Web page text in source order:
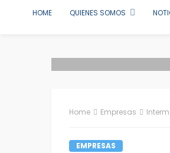
HOME QUIENES SOMOS
Home Empresas
EMPRESAS